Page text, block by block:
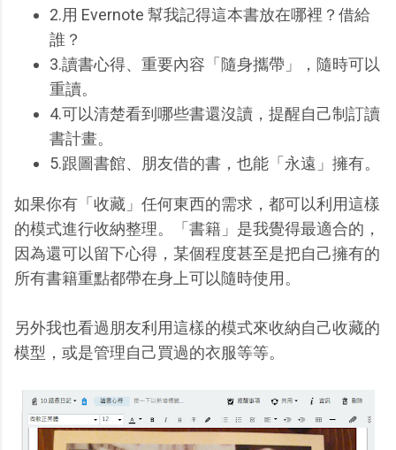
2.用 Evernote 幫我記得這本書放在哪裡？借給
誰？
3.讀書心得、重要內容「隨身攜帶」，隨時可以
重讀。
4.可以清楚看到哪些書還沒讀，提醒自己制訂讀
書計畫。
5.跟圖書館、朋友借的書，也能「永遠」擁有。
如果你有「收藏」任何東西的需求，都可以利用這樣
的模式進行收納整理。「書籍」是我覺得最適合的，
因為還可以留下心得，某個程度甚至是把自己擁有的
所有書籍重點都帶在身上可以隨時使用。
另外我也看過朋友利用這樣的模式來收納自己收藏的
模型，或是管理自己買過的衣服等等。